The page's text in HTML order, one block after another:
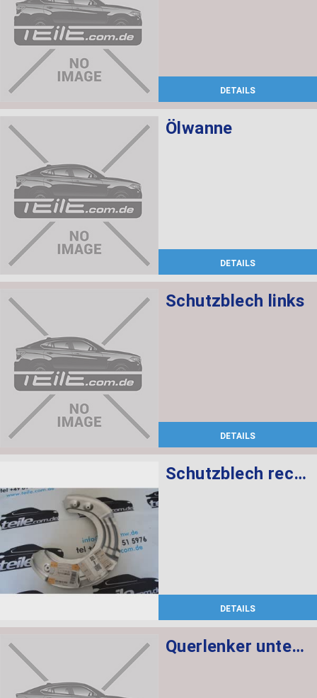
DETAILS
Ölwanne
DETAILS
Schutzblech links
DETAILS
Schutzblech rechts
DETAILS
Querlenker unten mit Gummilager rechts